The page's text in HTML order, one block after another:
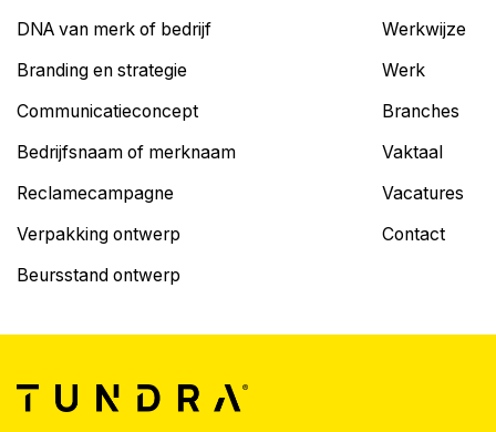
DNA van merk of bedrijf
Branding en strategie
Communicatieconcept
Bedrijfsnaam of merknaam
Reclamecampagne
Verpakking ontwerp
Beursstand ontwerp
Werkwijze
Werk
Branches
Vaktaal
Vacatures
Contact